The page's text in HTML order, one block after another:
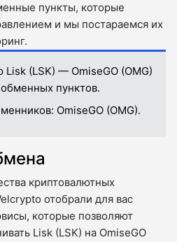
пункты, которые
и мы постараемся их
(LSK) — OmiseGO (OMG)
пунктов.
OmiseGO (OMG).
криптовалютных
отобрали для вас
которые позволяют
Lisk (LSK) на OmiseGO